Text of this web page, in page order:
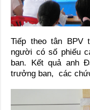
Tiếp theo tân BPV
người có số phiếu
ban. Kết quả anh
trưởng ban, các